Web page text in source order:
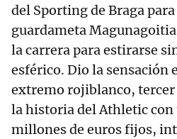
del Sporting de Braga
guardameta
la carrera para estirarse
esférico. Dio la sensación
extremo rojiblanco, tercer
la historia del Athletic con
millones de euros fijos,